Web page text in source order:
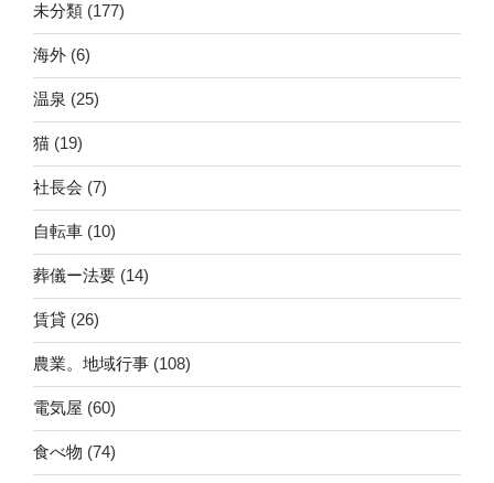
未分類 (177)
海外 (6)
温泉 (25)
猫 (19)
社長会 (7)
自転車 (10)
葬儀ー法要 (14)
賃貸 (26)
農業。地域行事 (108)
電気屋 (60)
食べ物 (74)